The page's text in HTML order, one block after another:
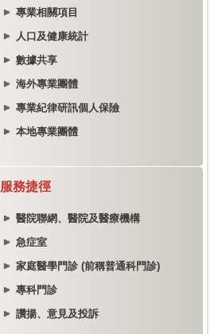
專業相關項目
人口及健康統計
數據共享
海外專業團體
專業紀律研訊個人保險
本地專業團體
服務捷徑
醫院聯網、醫院及醫療機構
急症室
家庭醫學門診 (前稱普通科門診)
專科門診
讚揚、意見及投訴